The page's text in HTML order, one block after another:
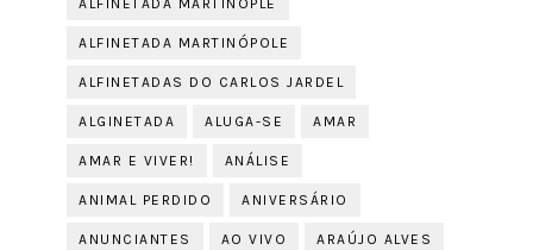
ALFINETADA MARTINÓPLE
ALFINETADA MARTINÓPOLE
ALFINETADAS DO CARLOS JARDEL
ALGINETADA ALUGA-SE AMAR
AMAR E VIVER! ANÁLISE
ANIMAL PERDIDO ANIVERSÁRIO
ANUNCIANTES AO VIVO ARAÚJO ALVES